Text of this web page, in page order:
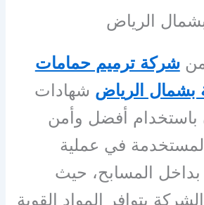
الرياض
شركة ترميم حمامات
بشمال الرياض شهادات
باستخدام أفضل وأمن
المستخدمة في عملية
بداخل المسابح، حيث
بتوافر المواد القوية